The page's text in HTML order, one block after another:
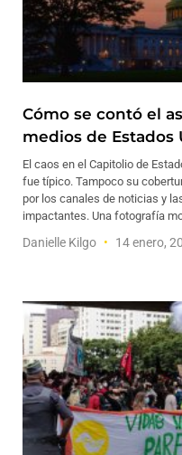
Cómo se contó el
medios de Estados
El caos en el Capitolio de
fue típico. Tampoco su
por los canales de noticias y
impactantes. Una fotografía
Danielle Kilgo 14 enero,